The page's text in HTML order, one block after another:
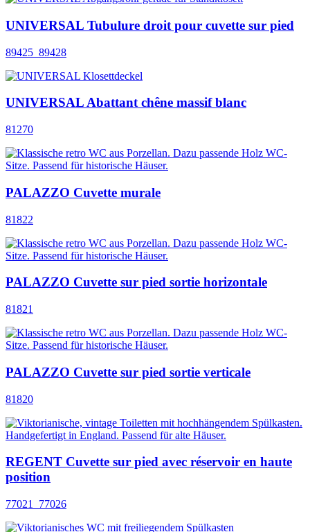
UNIVERSAL Tubulure droit pour cuvette sur pied
89425_89428
UNIVERSAL Abattant chêne massif blanc
81270
PALAZZO Cuvette murale
81822
PALAZZO Cuvette sur pied sortie horizontale
81821
PALAZZO Cuvette sur pied sortie verticale
81820
REGENT Cuvette sur pied avec réservoir en haute
position
77021_77026